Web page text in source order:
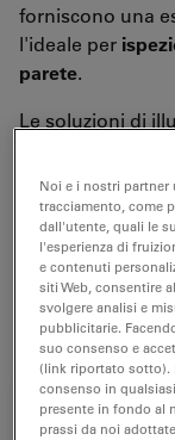
forniscono una
l'ideale per
parete.
Le soluzioni di
trasformandolo
straordinari.
Lo stativo da
per
ottimo rapporto
Noi e i nostri partner
tracciamento, come
dall'utente, quali le
l'esperienza di
e contenuti
siti Web, consentire
svolgere analisi e
pubblicitarie.
suo consenso e
(link riportato sotto).
consenso in
presente in fondo al
prassi da noi